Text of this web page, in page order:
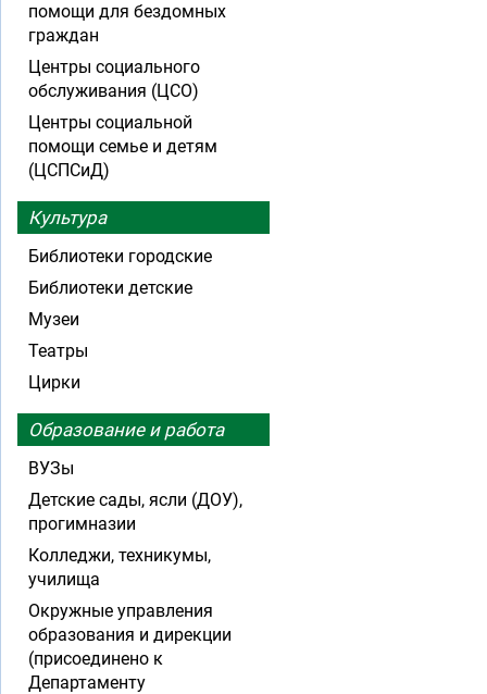
помощи для бездомных
граждан
Центры социального
обслуживания (ЦСО)
Центры социальной
помощи семье и детям
(ЦСПСиД)
Культура
Библиотеки городские
Библиотеки детские
Музеи
Театры
Цирки
Образование и работа
ВУЗы
Детские сады, ясли (ДОУ),
прогимназии
Колледжи, техникумы,
училища
Окружные управления
образования и дирекции
(присоединено к
Департаменту